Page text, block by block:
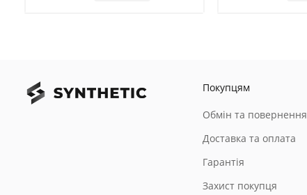
Покупцям
Обмін та повернення
Доставка та оплата
Гарантія
Захист покупця